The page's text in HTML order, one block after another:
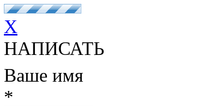
X
НАПИСАТЬ
Ваше имя
*